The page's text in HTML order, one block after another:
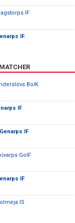
IF
IF
BoIK
IF
Genarps IF
GoIF
IF
IS